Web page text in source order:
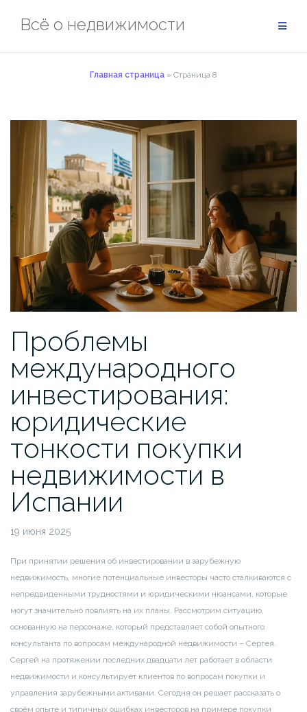
Всё о недвижимости
Главная страница » Страница 8
Проблемы
международного
инвестирования:
юридические
тонкости покупки
недвижимости в
Испании
19 июня 2025
При принятии решения об инвестировании в зарубежную
недвижимость, многие потенциальные инвесторы часто сталкиваются с
непредвиденными трудностями и юридическими нюансами, которые
могут значительно повлиять на их планы. Рассмотрим ситуацию,
основанную на персонаже, который представляет собой опытного
консультанта по вопросам международной недвижимости – Сергея.
Сергей на протяжении последних двадцати лет работает в области
недвижимости и консультирует клиентов по вопросам покупки и
управления зарубежными активами. Сегодня он решает рассказать о
своём опыте и типичных ошибках инвесторов на примере покупки